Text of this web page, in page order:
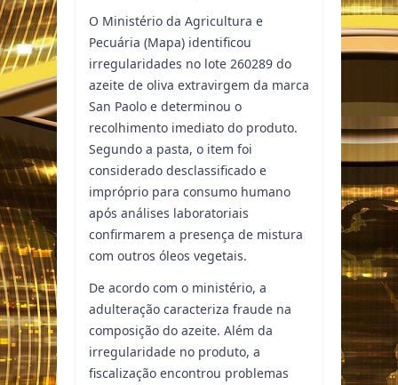
O Ministério da Agricultura e
Pecuária (Mapa) identificou
irregularidades no lote 260289 do
azeite de oliva extravirgem da marca
San Paolo e determinou o
recolhimento imediato do produto.
Segundo a pasta, o item foi
considerado desclassificado e
impróprio para consumo humano
após análises laboratoriais
confirmarem a presença de mistura
com outros óleos vegetais.
De acordo com o ministério, a
adulteração caracteriza fraude na
composição do azeite. Além da
irregularidade no produto, a
fiscalização encontrou problemas